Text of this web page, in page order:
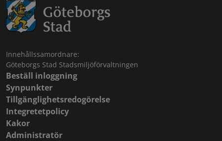
Innehållssamordnare:
Göteborgs Stad Stadsmiljöförvaltningen
Beställ inloggning
Synpunkter
Tillgänglighetsredogörelse
Integretetpolicy
Kakor
Administratör